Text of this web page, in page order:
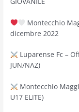
Montecchio
dicembre 2022
Luparense Fc –
JUN/NAZ)
Montecchio
U17 ELITE)